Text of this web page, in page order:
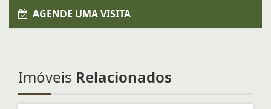
AGENDE UMA VISITA
Imóveis Relacionados